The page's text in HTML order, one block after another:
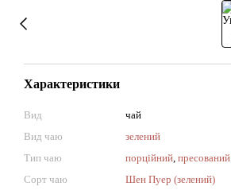
Характеристики
Вид
чай
Вид чаю
зелений
Тип чаю
порційний, пресований
Сорт чаю
Шен Пуер (зелений)